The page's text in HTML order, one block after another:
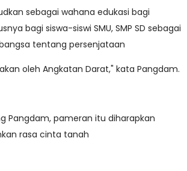
sebagai wahana edukasi bagi
bagi siswa-siswi SMU, SMP SD sebagai
tentang persenjataan
oleh Angkatan Darat," kata Pangdam.
Pangdam, pameran itu diharapkan
rasa cinta tanah